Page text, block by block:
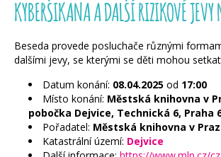
KYBERŠIKANA A DALŠÍ RIZIKOVÉ
Beseda provede posluchače různými
dalšími jevy, se kterými se děti mohou
Datum konání: 08.04.2025 od 17:00
Místo konání: Městská knihovna v
pobočka Dejvice, Technická 6, Praha
Pořadatel: Městská knihovna v
Katastrální území: Dejvice